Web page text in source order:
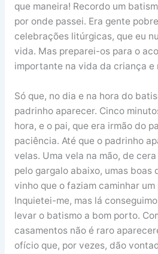
que maneira! Recordo um
por onde passei. Era gente
celebrações litúrgicas, que eu
vida. Mas preparei-os para o
importante na vida da criança e
Só que, no dia e na hora do
padrinho aparecer. Cinco
hora, e o pai, que era irmão do
paciência. Até que o padrinho
velas. Uma vela na mão, de
pelo gargalo abaixo, umas boas
vinho que o faziam caminhar
Inquietei-me, mas lá
levar o batismo a bom porto.
casamentos não é raro
ofício que, por vezes, dão